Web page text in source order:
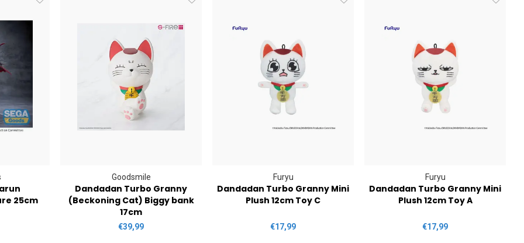
25cm
Goodsmile
Dandadan Turbo Granny
(Beckoning Cat) Biggy bank
17cm
€39,99
Furyu
Dandadan Turbo Granny Mini
Plush 12cm Toy C
€17,99
Furyu
Dandadan Turbo Granny Mini
Plush 12cm Toy A
€17,99